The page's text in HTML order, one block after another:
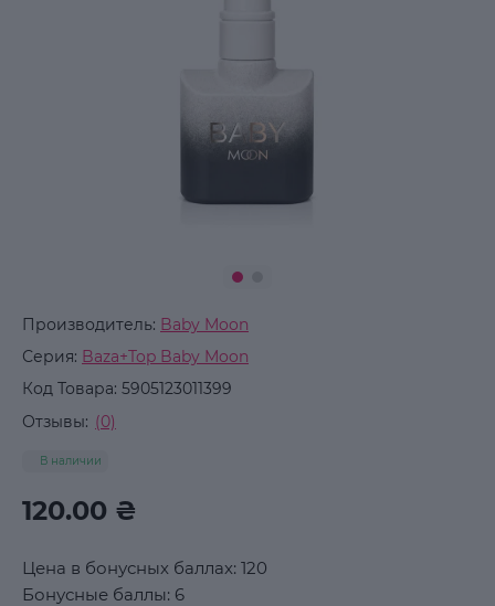
Производитель: Baby Moon
Серия: Baza+Top Baby Moon
Код Товара: 5905123011399
Отзывы: (0)
В наличии
120.00 ₴
Цена в бонусных баллах: 120
Бонусные баллы: 6